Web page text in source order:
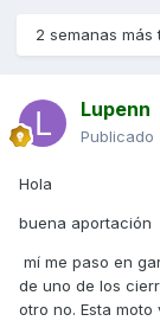
2 semanas más
Lupenn
Publicado
Hola
buena aportación
mí me paso en
de uno de los
otro no. Esta